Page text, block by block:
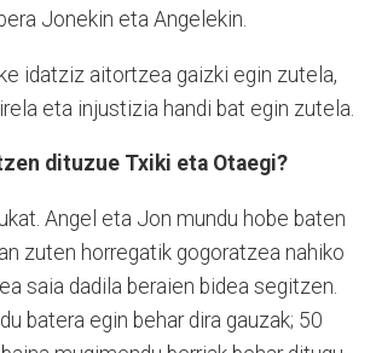
Jonekin eta Angelekin.
idatziz aitortzea gaizki egin zutela,
eta injustizia handi bat egin zutela.
dituzue Txiki eta Otaegi?
Angel eta Jon mundu hobe baten
zuten horregatik gogoratzea nahiko
saia dadila beraien bidea segitzen.
batera egin behar dira gauzak; 50